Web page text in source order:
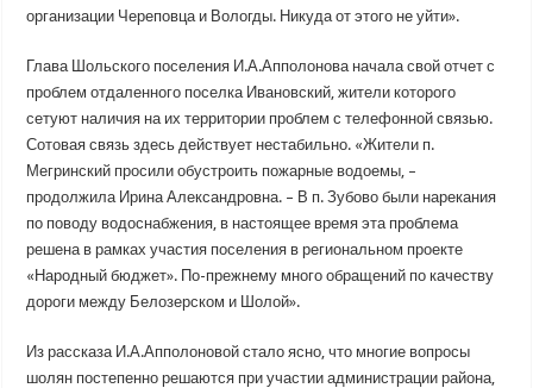
организации Череповца и Вологды. Никуда от этого не уйти».
Глава Шольского поселения И.А.Апполонова начала свой отчет с
проблем отдаленного поселка Ивановский, жители которого
сетуют наличия на их территории проблем с телефонной связью.
Сотовая связь здесь действует нестабильно. «Жители п.
Мегринский просили обустроить пожарные водоемы, –
продолжила Ирина Александровна. – В п. Зубово были нарекания
по поводу водоснабжения, в настоящее время эта проблема
решена в рамках участия поселения в региональном проекте
«Народный бюджет». По-прежнему много обращений по качеству
дороги между Белозерском и Шолой».
Из рассказа И.А.Апполоновой стало ясно, что многие вопросы
шолян постепенно решаются при участии администрации района,